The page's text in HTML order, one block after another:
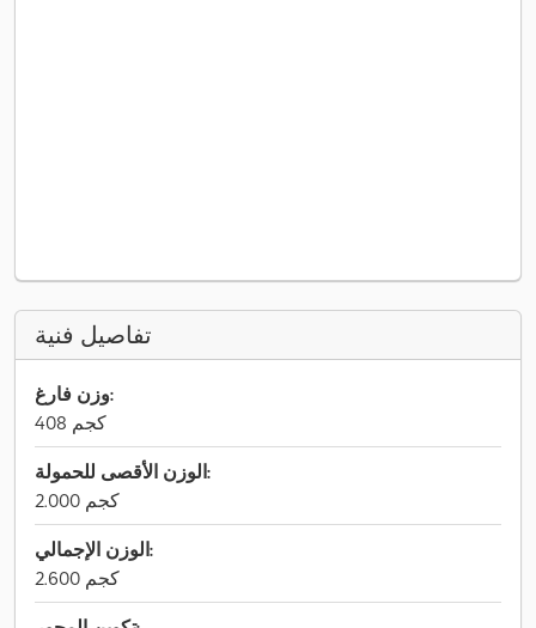
تفاصيل فنية
وزن فارغ:
408 كجم
الوزن الأقصى للحمولة:
2.000 كجم
الوزن الإجمالي:
2.600 كجم